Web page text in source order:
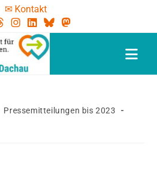
✉ Kontakt
Pressemitteilungen bis 2023